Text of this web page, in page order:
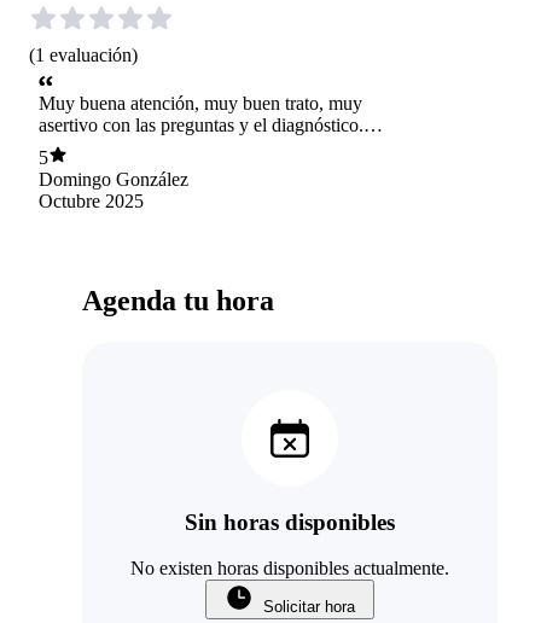
(1 evaluación)
Muy buena atención, muy buen trato, muy
asertivo con las preguntas y el diagnóstico.
Demuestra seguridad y conocimiento.
5
Domingo González
Octubre 2025
Agenda tu hora
Sin horas disponibles
No existen horas disponibles actualmente.
Solicitar hora